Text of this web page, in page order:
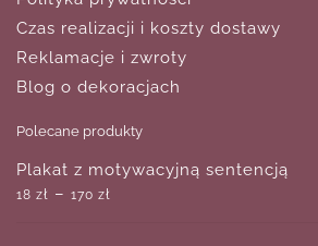
Czas realizacji i koszty dostawy
Reklamacje i zwroty
Blog o dekoracjach
Polecane produkty
Plakat z motywacyjną sentencją
18 zł – 170 zł